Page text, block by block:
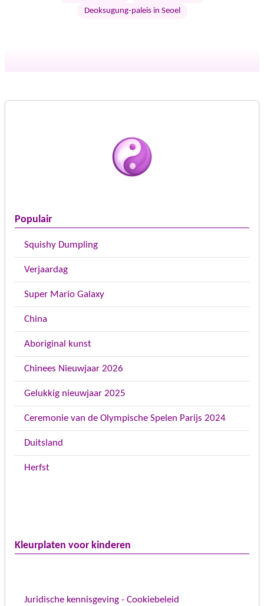
Populair
Squishy Dumpling
Verjaardag
Super Mario Galaxy
China
Aboriginal kunst
Chinees Nieuwjaar 2026
Gelukkig nieuwjaar 2025
Ceremonie van de Olympische Spelen Parijs 2024
Duitsland
Herfst
Kleurplaten voor kinderen
Juridische kennisgeving - Cookiebeleid
Deoksugung-paleis in Seoel